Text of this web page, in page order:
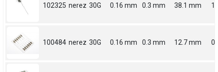
102325 nerez 30G 0.16 mm 0.3 mm 38.1 mm
100484 nerez 30G 0.16 mm 0.3 mm 12.7 mm